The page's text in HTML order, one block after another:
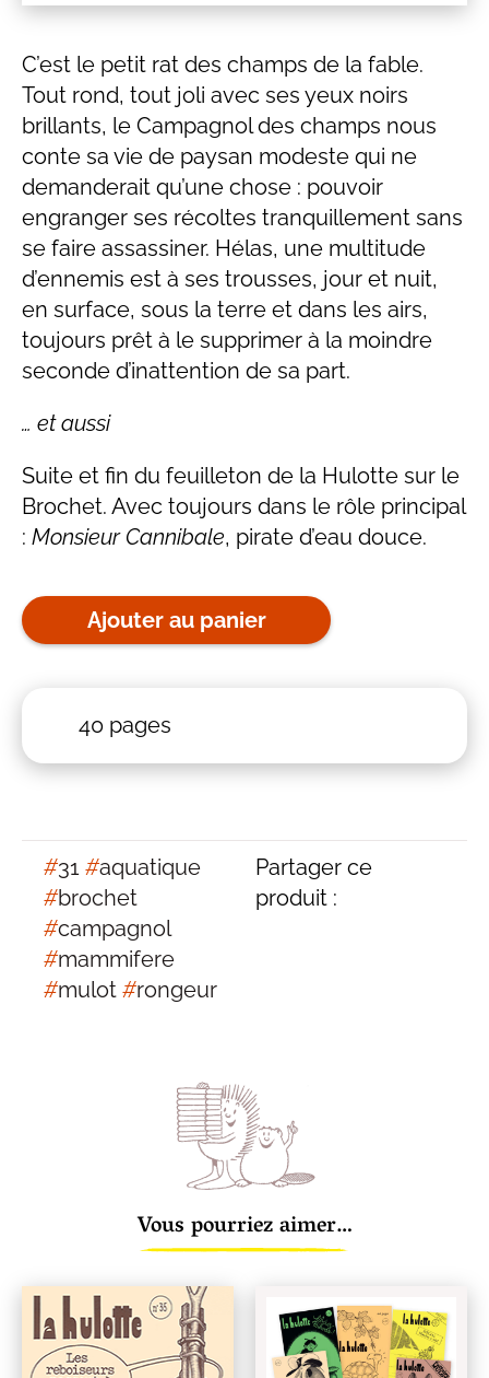
C’est le petit rat des champs de la fable.
Tout rond, tout joli avec ses yeux noirs
brillants, le Campagnol des champs nous
conte sa vie de paysan modeste qui ne
demanderait qu’une chose : pouvoir
engranger ses récoltes tranquillement sans
se faire assassiner. Hélas, une multitude
d’ennemis est à ses trousses, jour et nuit,
en surface, sous la terre et dans les airs,
toujours prêt à le supprimer à la moindre
seconde d’inattention de sa part.
… et aussi
Suite et fin du feuilleton de la Hulotte sur le
Brochet. Avec toujours dans le rôle principal
: Monsieur Cannibale, pirate d’eau douce.
Ajouter au panier
40 pages
#31 #aquatique
#brochet
#campagnol
#mammifere
#mulot #rongeur
Partager ce
produit :
Vous pourriez aimer…